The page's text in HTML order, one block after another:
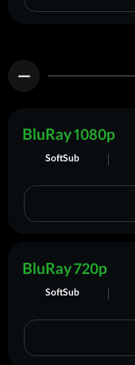
SoftSub
BluRay 1080p
SoftSub
BluRay 720p